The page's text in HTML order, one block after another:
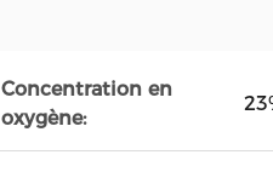
Concentration en
oxygène: